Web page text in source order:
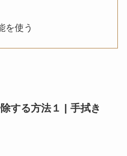
を使う
する方法１ | 手拭き